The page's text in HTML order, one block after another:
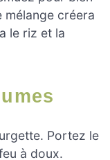
mélange créera
le riz et la
Portez le
à doux.